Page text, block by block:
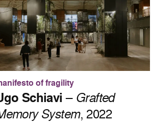
of fragility
Schiavi – Grafted
System, 2022